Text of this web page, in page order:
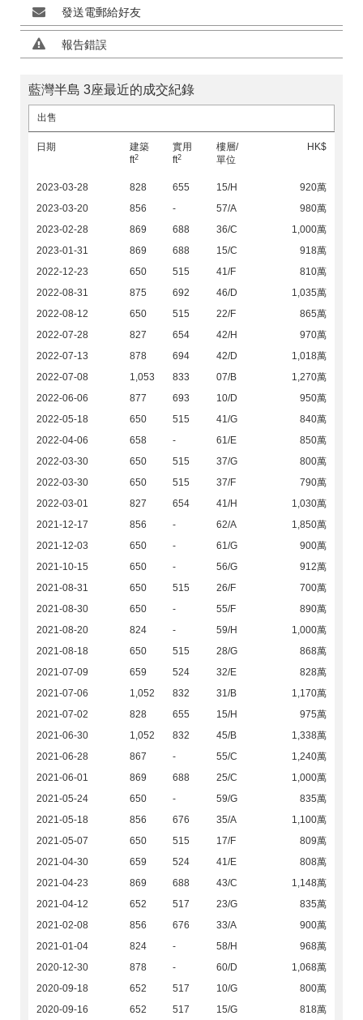
發送電郵給好友
報告錯誤
藍灣半島 3座最近的成交紀錄
出售
日期
建築
ft2
實用
ft2
樓層/
單位
HK$
2023-03-28 828 655 15/H
920萬
2023-03-20
856 - 57/A
980萬
2023-02-28
869 688 36/C
1,000萬
2023-01-31
869 688 15/C
918萬
2022-12-23
650 515 41/F
810萬
2022-08-31
875 692 46/D
1,035萬
2022-08-12
650 515 22/F
865萬
2022-07-28
827 654 42/H
970萬
2022-07-13
878 694 42/D
1,018萬
2022-07-08
1,053 833 07/B
1,270萬
2022-06-06
877 693 10/D
950萬
2022-05-18
650 515 41/G
840萬
2022-04-06
658 - 61/E
850萬
2022-03-30
650 515 37/G
800萬
2022-03-30
650 515 37/F
790萬
2022-03-01
827 654 41/H
1,030萬
2021-12-17
856 - 62/A
1,850萬
2021-12-03
650 - 61/G
900萬
2021-10-15
650 - 56/G
912萬
2021-08-31
650 515 26/F
700萬
2021-08-30
650 - 55/F
890萬
2021-08-20
824 - 59/H
1,000萬
2021-08-18
650 515 28/G
868萬
2021-07-09
659 524 32/E
828萬
2021-07-06
1,052 832 31/B
1,170萬
2021-07-02
828 655 15/H
975萬
2021-06-30
1,052 832 45/B
1,338萬
2021-06-28
867 - 55/C
1,240萬
2021-06-01
869 688 25/C
1,000萬
2021-05-24
650 - 59/G
835萬
2021-05-18
856 676 35/A
1,100萬
2021-05-07
650 515 17/F
809萬
2021-04-30
659 524 41/E
808萬
2021-04-23
869 688 43/C
1,148萬
2021-04-12
652 517 23/G
835萬
2021-02-08
856 676 33/A
900萬
2021-01-04
824 - 58/H
968萬
2020-12-30
878 - 60/D
1,068萬
2020-09-18
652 517 10/G
800萬
2020-09-16
652 517 15/G 818萬